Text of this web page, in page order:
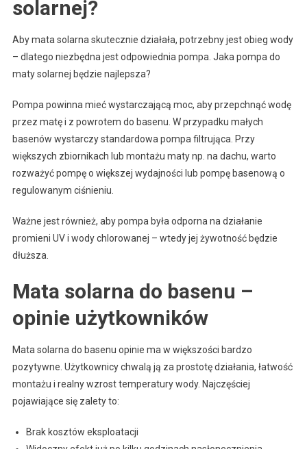
solarnej?
Aby mata solarna skutecznie działała, potrzebny jest obieg wody
– dlatego niezbędna jest odpowiednia pompa. Jaka pompa do
maty solarnej będzie najlepsza?
Pompa powinna mieć wystarczającą moc, aby przepchnąć wodę
przez matę i z powrotem do basenu. W przypadku małych
basenów wystarczy standardowa pompa filtrująca. Przy
większych zbiornikach lub montażu maty np. na dachu, warto
rozważyć pompę o większej wydajności lub pompę basenową o
regulowanym ciśnieniu.
Ważne jest również, aby pompa była odporna na działanie
promieni UV i wody chlorowanej – wtedy jej żywotność będzie
dłuższa.
Mata solarna do basenu –
opinie użytkowników
Mata solarna do basenu opinie ma w większości bardzo
pozytywne. Użytkownicy chwalą ją za prostotę działania, łatwość
montażu i realny wzrost temperatury wody. Najczęściej
pojawiające się zalety to:
Brak kosztów eksploatacji